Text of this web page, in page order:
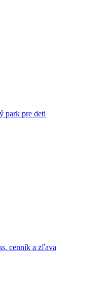
park pre deti
cenník a zľava